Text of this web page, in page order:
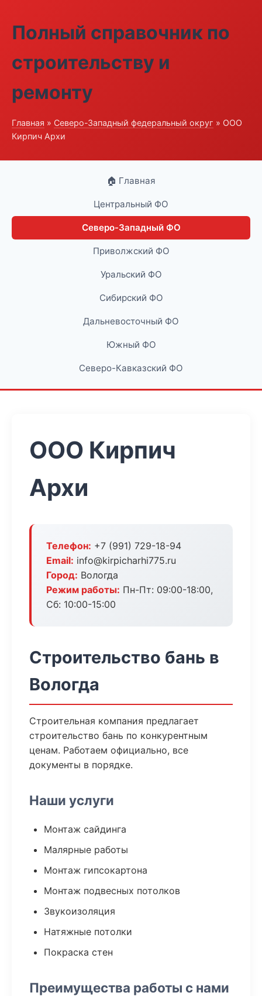
Полный справочник по
строительству и
ремонту
Главная » Северо-Западный федеральный округ » ООО
Кирпич Архи
🏠 Главная
Центральный ФО
Северо-Западный ФО
Приволжский ФО
Уральский ФО
Сибирский ФО
Дальневосточный ФО
Южный ФО
Северо-Кавказский ФО
ООО Кирпич
Архи
Телефон: +7 (991) 729-18-94
Email: info@kirpicharhi775.ru
Город: Вологда
Режим работы: Пн-Пт: 09:00-18:00,
Сб: 10:00-15:00
Строительство бань в
Вологда
Строительная компания предлагает
строительство бань по конкурентным
ценам. Работаем официально, все
документы в порядке.
Наши услуги
Монтаж сайдинга
Малярные работы
Монтаж гипсокартона
Монтаж подвесных потолков
Звукоизоляция
Натяжные потолки
Покраска стен
Преимущества работы с нами